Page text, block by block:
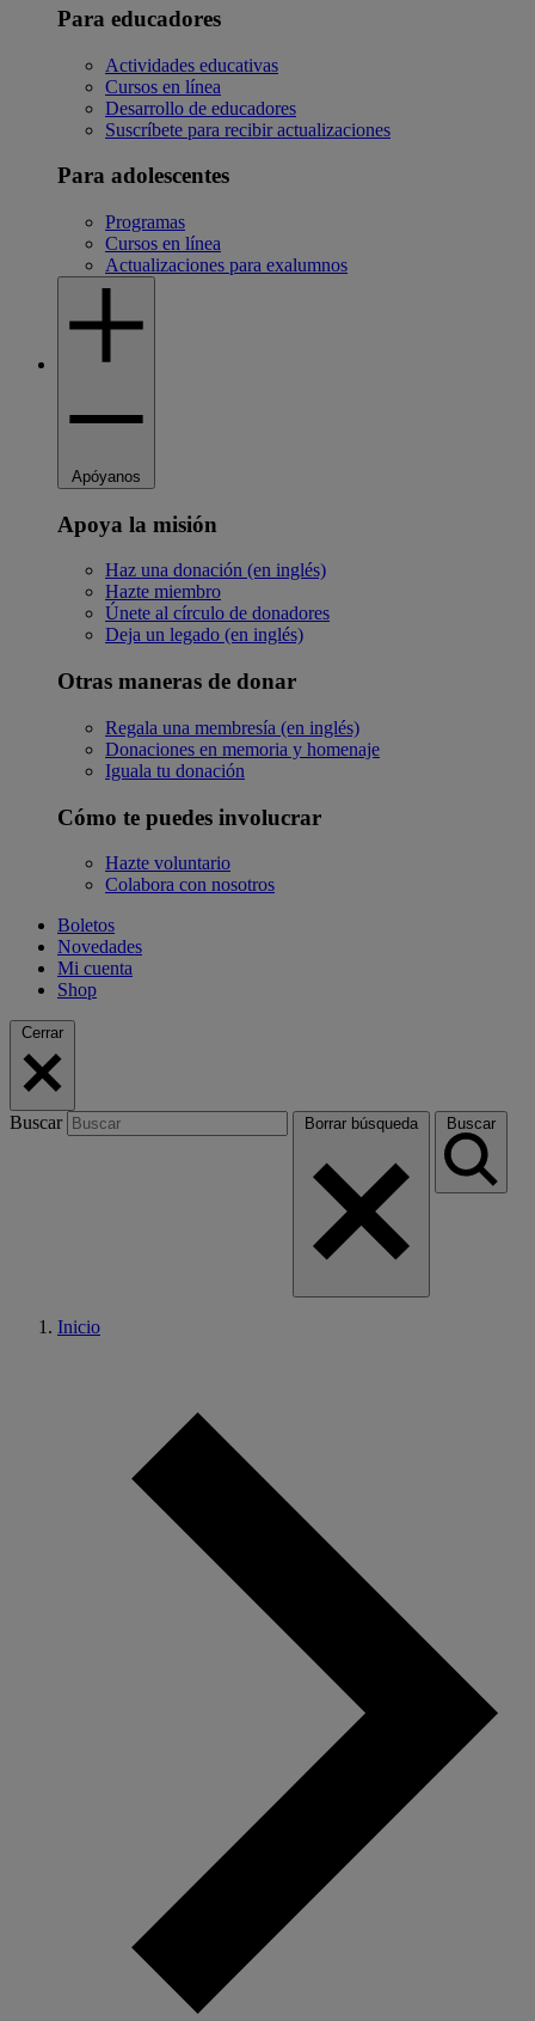
Para educadores
Actividades educativas
Cursos en línea
Desarrollo de educadores
Suscríbete para recibir actualizaciones
Para adolescentes
Programas
Cursos en línea
Actualizaciones para exalumnos
Apóyanos
Apoya la misión
Haz una donación (en inglés)
Hazte miembro
Únete al círculo de donadores
Deja un legado (en inglés)
Otras maneras de donar
Regala una membresía (en inglés)
Donaciones en memoria y homenaje
Iguala tu donación
Cómo te puedes involucrar
Hazte voluntario
Colabora con nosotros
Boletos
Novedades
Mi cuenta
Shop
Cerrar
Buscar Borrar búsqueda Buscar
Inicio